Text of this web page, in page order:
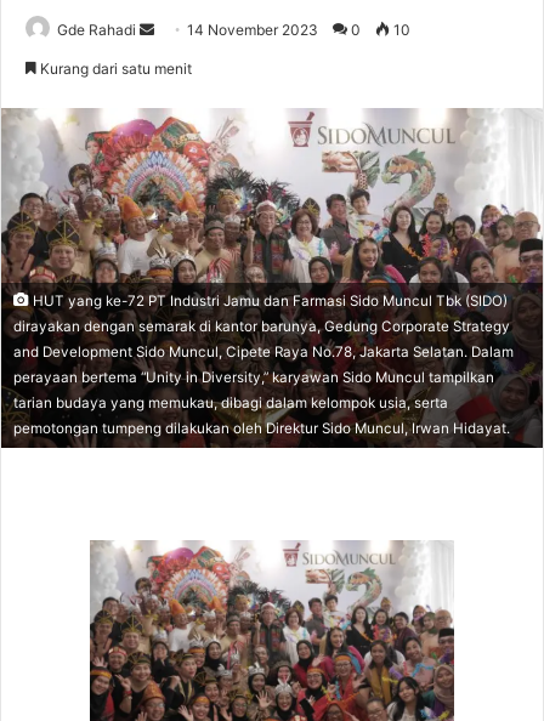
Gde Rahadi
a
n
e
m
a
i
l
14 November 2023 0 10
Kurang dari satu menit
HUT yang ke-72 PT Industri Jamu dan Farmasi Sido Muncul Tbk (SIDO)
dirayakan dengan semarak di kantor barunya, Gedung Corporate Strategy
and Development Sido Muncul, Cipete Raya No.78, Jakarta Selatan. Dalam
perayaan bertema “Unity in Diversity,” karyawan Sido Muncul tampilkan
tarian budaya yang memukau, dibagi dalam kelompok usia, serta
pemotongan tumpeng dilakukan oleh Direktur Sido Muncul, Irwan Hidayat.